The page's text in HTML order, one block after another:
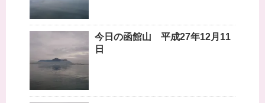
今日の函館山 平成27年12月11
日